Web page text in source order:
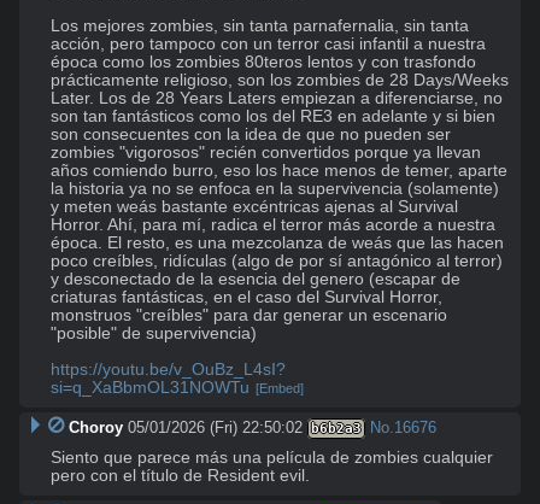
Los mejores zombies, sin tanta parnafernalia, sin tanta
acción, pero tampoco con un terror casi infantil a nuestra
época como los zombies 80teros lentos y con trasfondo
prácticamente religioso, son los zombies de 28 Days/Weeks
Later. Los de 28 Years Laters empiezan a diferenciarse, no
son tan fantásticos como los del RE3 en adelante y si bien
son consecuentes con la idea de que no pueden ser
zombies "vigorosos" recién convertidos porque ya llevan
años comiendo burro, eso los hace menos de temer, aparte
la historia ya no se enfoca en la supervivencia (solamente)
y meten weás bastante excéntricas ajenas al Survival
Horror. Ahí, para mí, radica el terror más acorde a nuestra
época. El resto, es una mezcolanza de weás que las hacen
poco creíbles, ridículas (algo de por sí antagónico al terror)
y desconectado de la esencia del genero (escapar de
criaturas fantásticas, en el caso del Survival Horror,
monstruos "creíbles" para dar generar un escenario
"posible" de supervivencia)
https://youtu.be/v_OuBz_L4sI?
si=q_XaBbmOL31NOWTu [Embed]
Choroy 05/01/2026 (Fri) 22:50:02 b6b2a3 No.16676
Siento que parece más una película de zombies cualquier
pero con el título de Resident evil.